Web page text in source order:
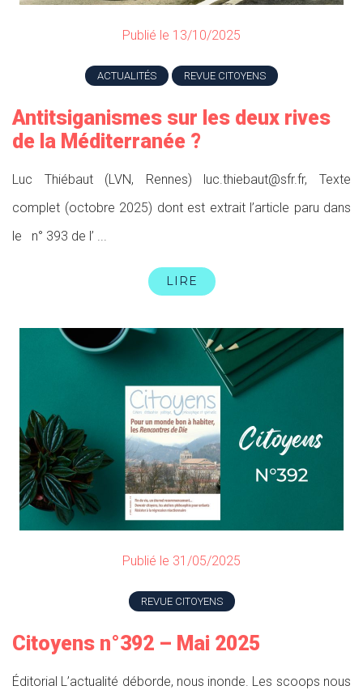
Publié le 13/10/2025
ACTUALITÉS REVUE CITOYENS
Antitsiganismes sur les deux rives
de la Méditerranée ?
Luc Thiébaut (LVN, Rennes) luc.thiebaut@sfr.fr, Texte
complet (octobre 2025) dont est extrait l’article paru dans
le n° 393 de l’ ...
LIRE
Publié le 31/05/2025
REVUE CITOYENS
Citoyens n°392 – Mai 2025
Éditorial L’actualité déborde, nous inonde. Les scoops nous